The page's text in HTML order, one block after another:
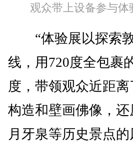
观众带上设备参与
“体验展以探索敦
线，用720度全包裹
度，带领观众近距
构造和壁画佛像，
月牙泉等历史景点